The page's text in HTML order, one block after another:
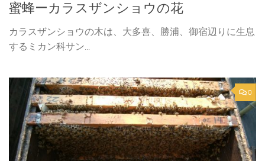
蜜蜂ーカラスザンショウの花
カラスザンショウの木は、大多喜、勝浦、御宿辺りに生息
するミカン科サン...
0